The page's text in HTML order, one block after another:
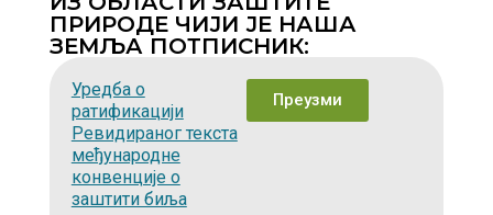
ПРИРОДЕ ЧИЈИ ЈЕ НАША
ЗЕМЉА ПОТПИСНИК:
Уредба о
ратификацији
Ревидираног текста
међународне
конвенције о
заштити биља
Преузми